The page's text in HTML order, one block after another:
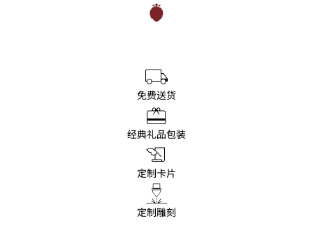
免费送货
经典礼品包装
定制卡片
定制雕刻